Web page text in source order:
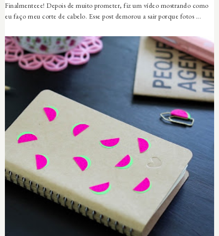
Finalmenteee! Depois de muito prometer, fiz um vídeo mostrando como
eu faço meu corte de cabelo. Esse post demorou a sair porque fotos ...